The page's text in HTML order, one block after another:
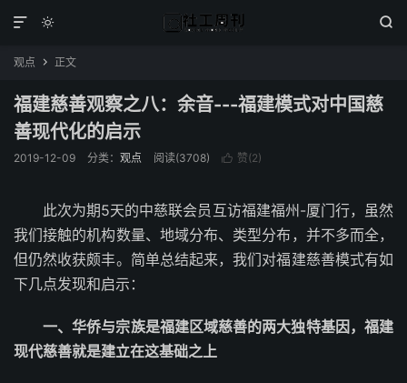
 

观点  正文
福建慈善观察之八：余音---福建模式对中国慈
善现代化的启示
2019-12-09 分类： 观点 阅读(3708)  赞(2)
此次为期5天的中慈联会员互访福建福州-厦门行，虽然
我们接触的机构数量、地域分布、类型分布，并不多而全，
但仍然收获颇丰。简单总结起来，我们对福建慈善模式有如
下几点发现和启示：
一、华侨与宗族是福建区域慈善的两大独特基因，福建
现代慈善就是建立在这基础之上